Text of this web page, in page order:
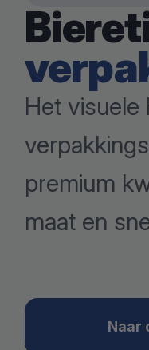
Het visuele
premium
maat en
Naar